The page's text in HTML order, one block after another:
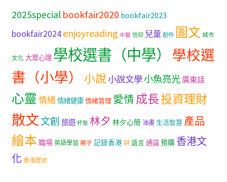
學校選書（小學）
「此時此地 看見亮光」2025特展
網上書店
無紙書
文創
2025special bookfair2020 bookfair2023
bookfair2024enjoyreading 中醫 信仰 兒童 創作 圖文 城市
文化 大眾心理 學校選書（中學）
學校選
書（小學）
小說小說文學小魚亮光 廣東話
心靈 情緒情緒健康情緒管理 愛情 成長投資理財
散文 文創 旅遊 杯墊 林夕 林夕心簡 油畫 生活智慧 產品
繪本 職場 英語學習 親子 記錄香港 詩 語言通識預購 香港文
化 香港歷史